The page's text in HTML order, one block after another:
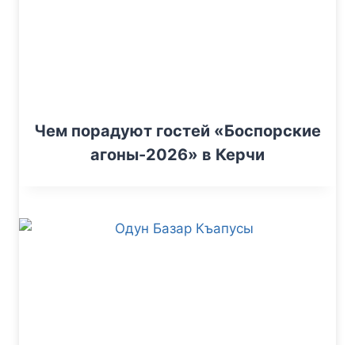
Чем порадуют гостей «Боспорские
агоны-2026» в Керчи